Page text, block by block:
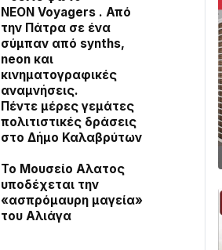
NEON Voyagers . Από
την Πάτρα σε ένα
σύμπαν από synths,
neon και
κινηματογραφικές
αναμνήσεις.
Πέντε μέρες γεμάτες
πολιτιστικές δράσεις
στο Δήμο Καλαβρύτων
Το Μουσείο Αλατος
υποδέχεται την
«ασπρόμαυρη μαγεία»
του Αλιάγα